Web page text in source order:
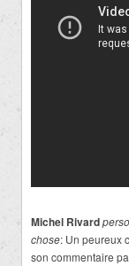
Michel Rivard
chose: Un peureux
son commentaire